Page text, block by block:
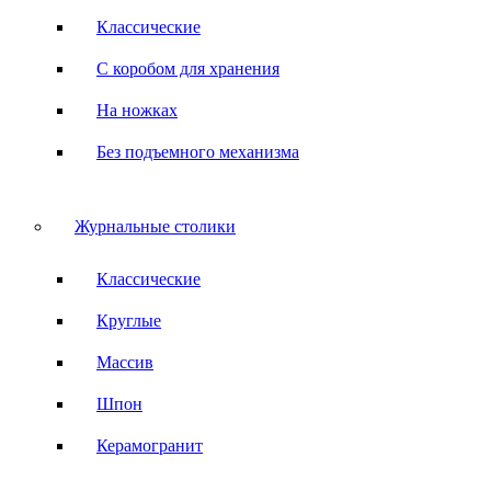
Классические
С коробом для хранения
На ножках
Без подъемного механизма
Журнальные столики
Классические
Круглые
Массив
Шпон
Керамогранит